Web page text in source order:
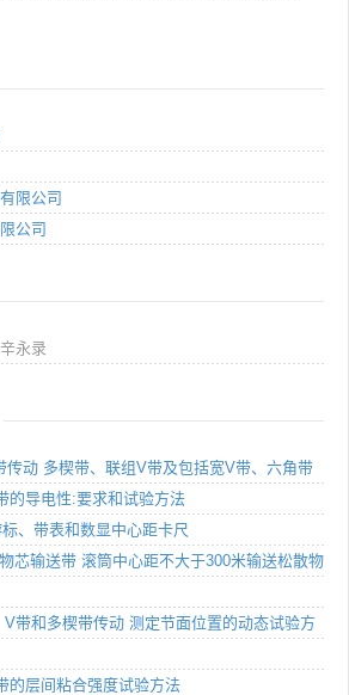
限公司
公司
永录
动 多楔带、联组V带及包括宽V带、六角带
的导电性:要求和试验方法
、带表和数显中心距卡尺
芯输送带 滚筒中心距不大于300米输送松散物
带和多楔带传动 测定节面位置的动态试验方
的层间粘合强度试验方法